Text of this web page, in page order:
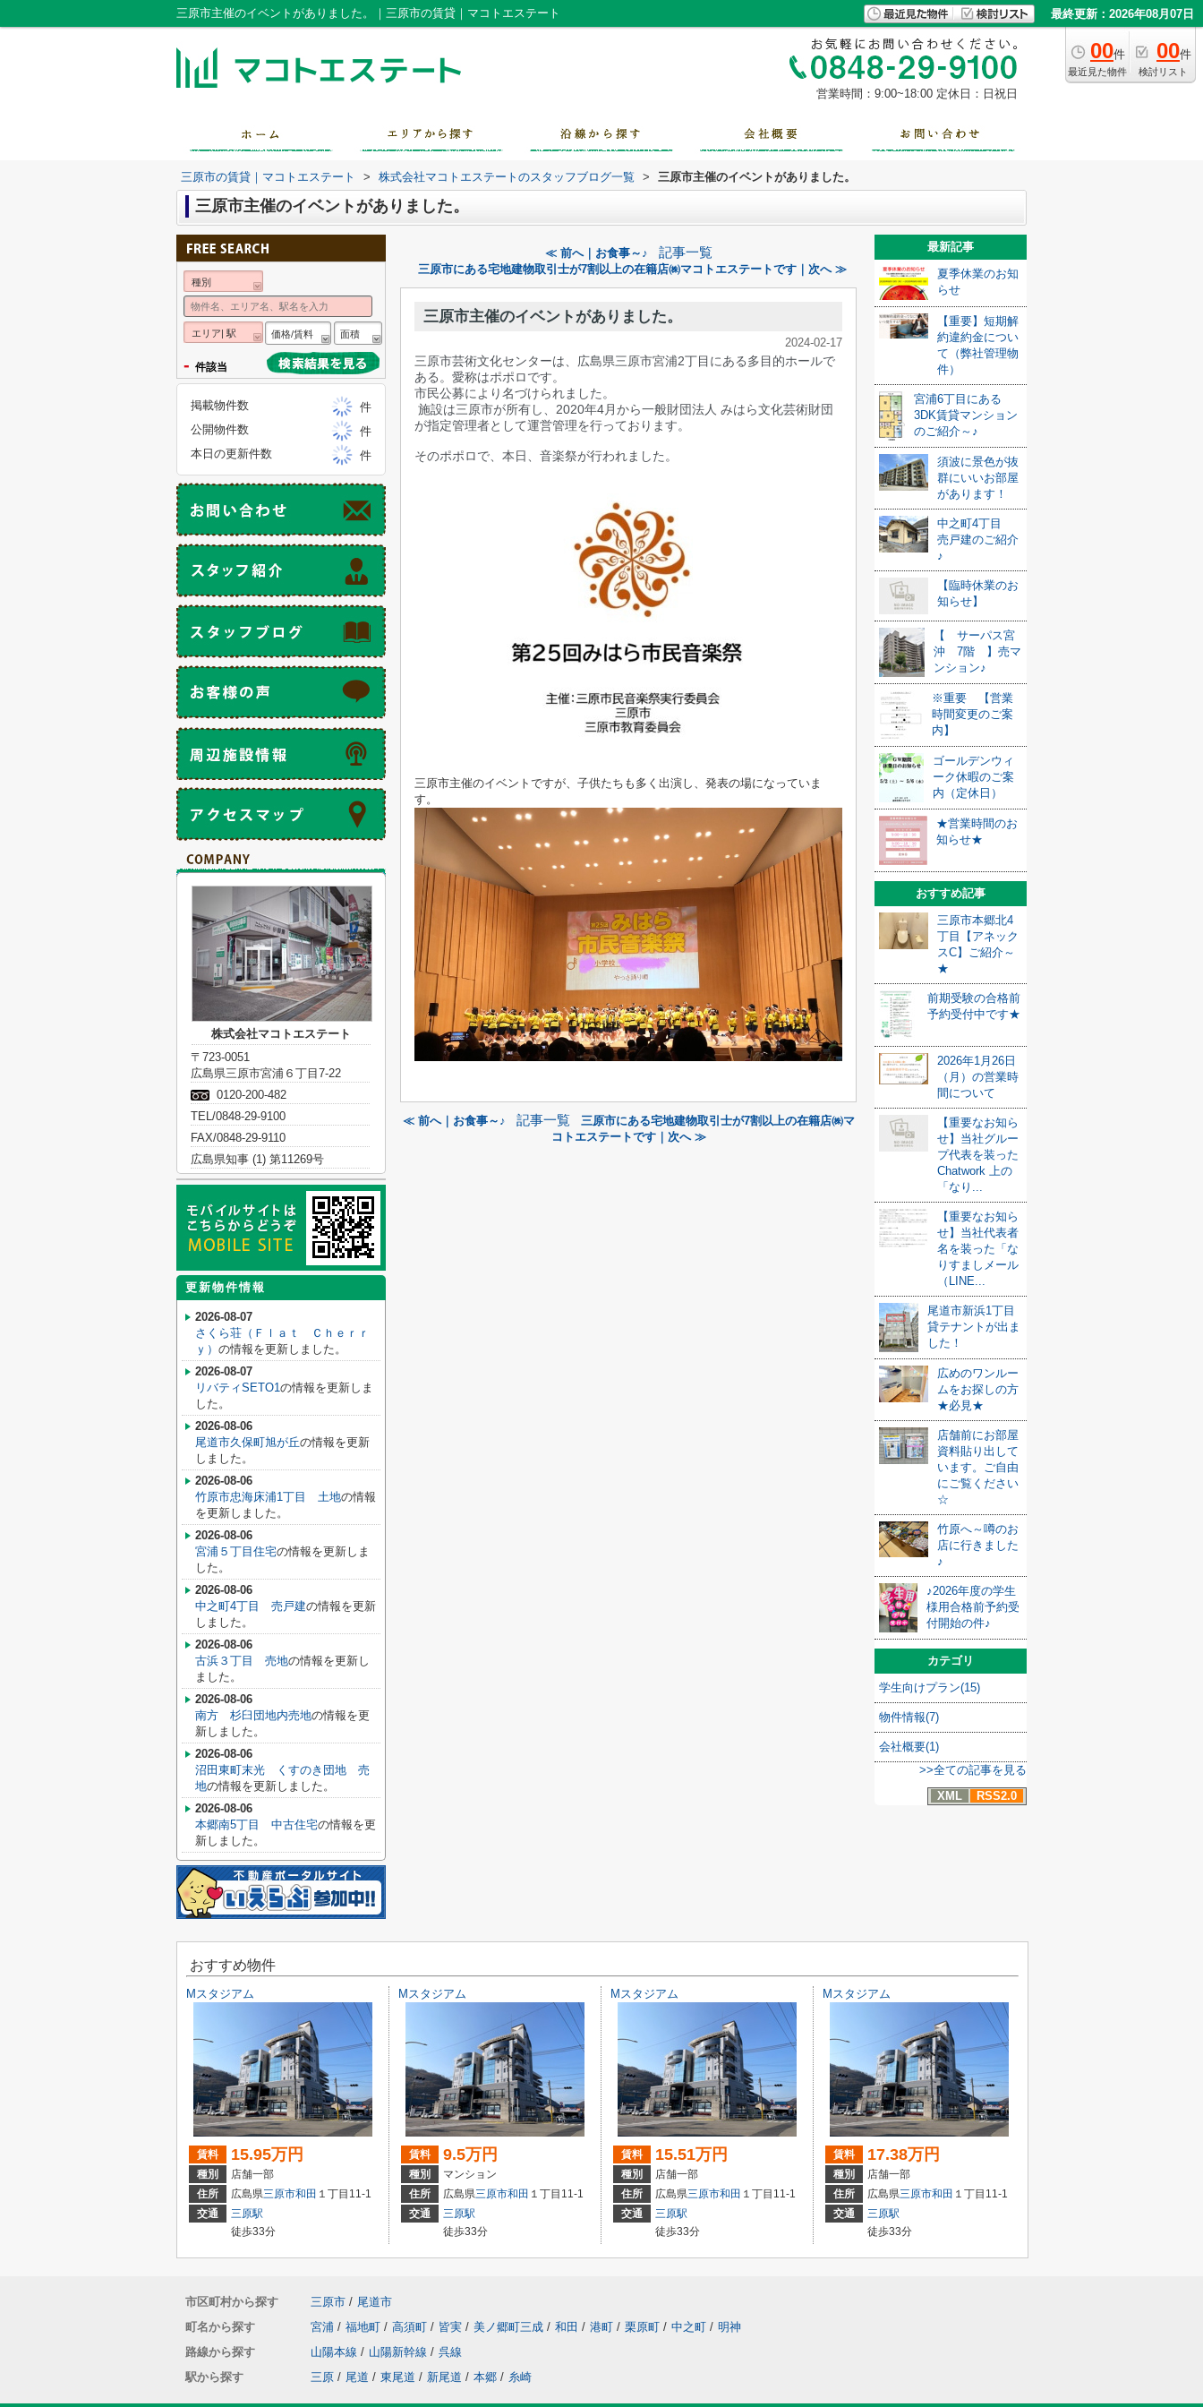
三原市主催のイベントがありました。｜三原市の賃貸｜マコトエステート 最終更新：2026年08月07日
00件
最近見た物件
00件
検討リスト
営業時間：9:00~18:00 定休日：日祝日
三原市の賃貸｜マコトエステート > 株式会社マコトエステートのスタッフブログ一覧 > 三原市主催のイベントがありました。
三原市主催のイベントがありました。
≪ 前へ｜お食事～♪ 記事一覧
三原市にある宅地建物取引士が7割以上の在籍店㈱マコトエステートです｜次へ ≫
三原市主催のイベントがありました。
2024-02-17
三原市芸術文化センターは、広島県三原市宮浦2丁目にある多目的ホールで
ある。愛称はポポロです。
市民公募により名づけられました。
施設は三原市が所有し、2020年4月から一般財団法人 みはら文化芸術財団
が指定管理者として運営管理を行っております。
そのポポロで、本日、音楽祭が行われました。
三原市主催のイベントですが、子供たちも多く出演し、発表の場になっていま
す。
≪ 前へ｜お食事～♪ 記事一覧
三原市にある宅地建物取引士が7割以上の在籍店㈱マ
コトエステートです｜次へ ≫
最新記事
夏季休業のお知
らせ
【重要】短期解
約違約金につい
て（弊社管理物
件）
宮浦6丁目にある
3DK賃貸マンション
のご紹介～♪
須波に景色が抜
群にいいお部屋
があります！
中之町4丁目
売戸建のご紹介
♪
【臨時休業のお
知らせ】
【 サーパス宮
沖 7階 】売マ
ンション♪
※重要 【営業
時間変更のご案
内】
ゴールデンウィ
ーク休暇のご案
内（定休日）
★営業時間のお
知らせ★
おすすめ記事
三原市本郷北4
丁目【アネック
スC】ご紹介～
★
前期受験の合格前
予約受付中です★
2026年1月26日
（月）の営業時
間について
【重要なお知ら
せ】当社グルー
プ代表を装った
Chatwork 上の
「なり...
【重要なお知ら
せ】当社代表者
名を装った「な
りすましメール
（LINE...
尾道市新浜1丁目
貸テナントが出ま
した！
広めのワンルー
ムをお探しの方
★必見★
店舗前にお部屋
資料貼り出して
います。ご自由
にご覧ください
☆
竹原へ～噂のお
店に行きました
♪
♪2026年度の学生
様用合格前予約受
付開始の件♪
カテゴリ
学生向けプラン(15)
物件情報(7)
会社概要(1)
>>全ての記事を見る
XML
RSS2.0
種別
エリア| 駅 価格/賃料 面積
- 件該当
掲載物件数
件
公開物件数
件
本日の更新件数
件
株式会社マコトエステート
〒723-0051
広島県三原市宮浦６丁目7-22
0120-200-482
TEL/0848-29-9100
FAX/0848-29-9110
広島県知事 (1) 第11269号
更新物件情報
2026-08-07
さくら荘（Ｆｌａｔ Ｃｈｅｒｒ
ｙ） の情報を更新しました。
2026-08-07
リバティSETO1の情報を更新しま
した。
2026-08-06
尾道市久保町旭が丘の情報を更新
しました。
2026-08-06
竹原市忠海床浦1丁目 土地の情報
を更新しました。
2026-08-06
宮浦５丁目住宅の情報を更新しま
した。
2026-08-06
中之町4丁目 売戸建の情報を更新
しました。
2026-08-06
古浜３丁目 売地の情報を更新し
ました。
2026-08-06
南方 杉臼団地内売地の情報を更
新しました。
2026-08-06
沼田東町末光 くすのき団地 売
地の情報を更新しました。
2026-08-06
本郷南5丁目 中古住宅の情報を更
新しました。
おすすめ物件
Mスタジアム
賃料 15.95万円
種別
店舗一部
住所
広島県三原市和田 １丁目11-1
交通
三原駅
徒歩33分
Mスタジアム
賃料 9.5万円
種別
マンション
住所
広島県三原市和田 １丁目11-1
交通
三原駅
徒歩33分
Mスタジアム
賃料 15.51万円
種別
店舗一部
住所
広島県三原市和田 １丁目11-1
交通
三原駅
徒歩33分
Mスタジアム
賃料 17.38万円
種別
店舗一部
住所
広島県三原市和田 １丁目11-1
交通
三原駅
徒歩33分
市区町村から探す 三原市 / 尾道市
町名から探す
宮浦 / 福地町 / 高須町 / 皆実 / 美ノ郷町三成 / 和田 / 港町 / 栗原町 / 中之町 / 明神
路線から探す
山陽本線 / 山陽新幹線 / 呉線
駅から探す
三原 / 尾道 / 東尾道 / 新尾道 / 本郷 / 糸崎